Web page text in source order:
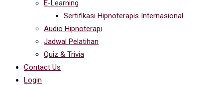
E-Learning
Sertifikasi Hipnoterapis Internasional
Audio Hipnoterapi
Jadwal Pelatihan
Quiz & Trivia
Contact Us
Login